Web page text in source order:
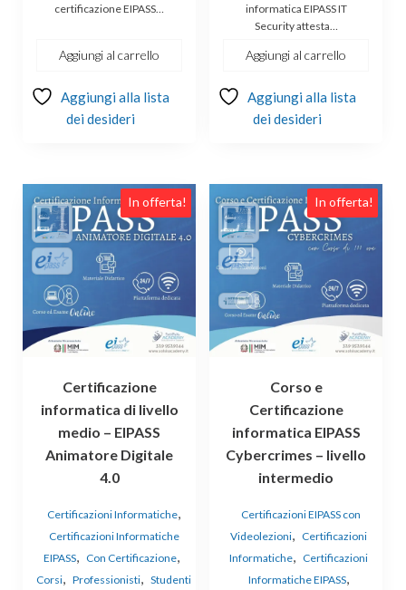
era:
è:
certificazione EIPASS…
Aggiungi al carrello
Aggiungi alla lista
dei desideri
era:
€149.00.
è:
informatica EIPASS IT
Security attesta…
Aggiungi al carrello
Aggiungi alla lista
dei desideri
In offerta!
Certificazione
informatica di livello
medio – EIPASS
Animatore Digitale
4.0
Certificazioni Informatiche,
Certificazioni Informatiche
EIPASS, Con Certificazione,
Corsi, Professionisti, Studenti
In offerta!
Corso e
Certificazione
informatica EIPASS
Cybercrimes – livello
intermedio
Certificazioni EIPASS con
Videolezioni, Certificazioni
Informatiche, Certificazioni
Informatiche EIPASS,